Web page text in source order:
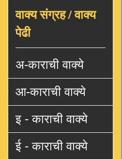
वाक्य संग्रह / वाक्य
पेढी
अ-काराची वाक्ये
आ-काराची वाक्ये
इ - काराची वाक्ये
ई - काराची वाक्ये